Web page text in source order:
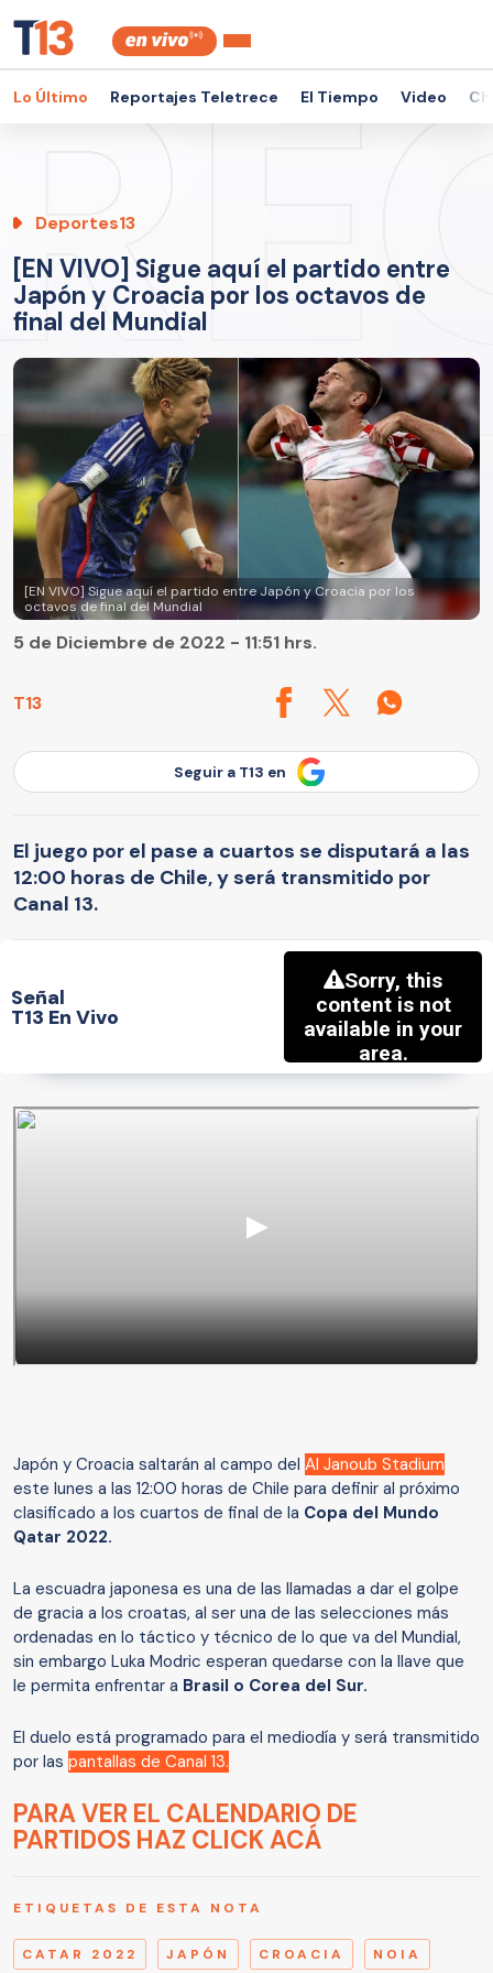
Lo Último Reportajes Teletrece El Tiempo Video
Deportes13
[EN VIVO] Sigue aquí el partido entre
Japón y Croacia por los octavos de
final del Mundial
[EN VIVO] Sigue aquí el partido entre Japón y Croacia por los
octavos de final del Mundial
T13
5 de Diciembre de 2022 - 11:51 hrs.
Seguir a T13 en
El juego por el pase a cuartos se disputará a las
12:00 horas de Chile, y será transmitido por
Canal 13.
Señal
T13 En Vivo
Japón y Croacia saltarán al campo del Al Janoub Stadium
este lunes a las 12:00 horas de Chile para definir al próximo
clasificado a los cuartos de final de la Copa del Mundo
Qatar 2022.
La escuadra japonesa es una de las llamadas a dar el golpe
de gracia a los croatas, al ser una de las selecciones más
ordenadas en lo táctico y técnico de lo que va del Mundial,
sin embargo Luka Modric esperan quedarse con la llave que
le permita enfrentar a Brasil o Corea del Sur.
El duelo está programado para el mediodía y será transmitido
por las pantallas de Canal 13.
PARA VER EL CALENDARIO DE
PARTIDOS HAZ CLICK ACÁ
ETIQUETAS DE ESTA NOTA
CATAR 2022 JAPÓN CROACIA NOIA